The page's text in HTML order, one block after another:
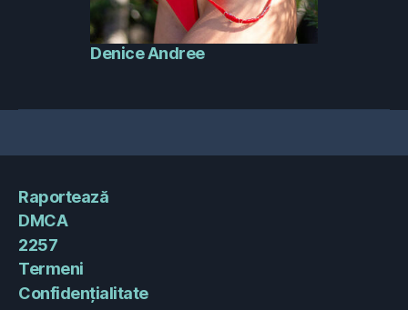
Denice Andree
Raportează
DMCA
2257
Termeni
Confidențialitate